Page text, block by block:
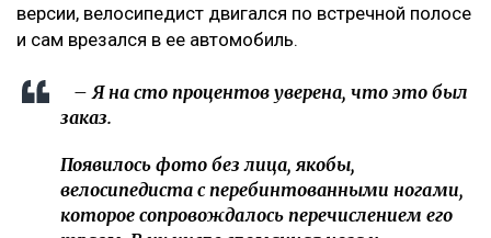
версии, велосипедист двигался по встречной полосе
и сам врезался в ее автомобиль.
– Я на сто процентов уверена, что это был
заказ.
Появилось фото без лица, якобы,
велосипедиста с перебинтованными ногами,
которое сопровождалось перечислением его